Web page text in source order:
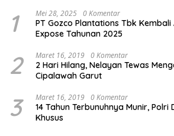
1 Mei 28, 2025 0 Komentar
PT Gozco Plantations Tbk Kembali
Expose Tahunan 2025
2 Maret 16, 2019 0 Komentar
2 Hari Hilang, Nelayan Tewas
Cipalawah Garut
3 Maret 16, 2019 0 Komentar
14 Tahun Terbunuhnya Munir,
Khusus